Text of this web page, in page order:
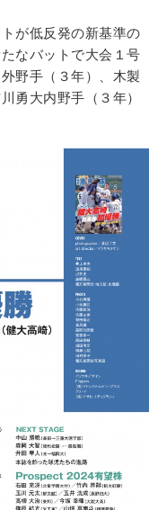
が低反発の新基準の
なバットで大会１号
野手（３年）、木製
勇大内野手（３年）